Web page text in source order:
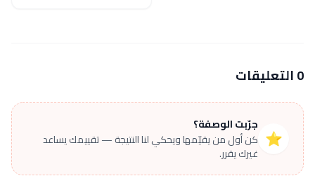
0 التعليقات
⭐
جرّبت الوصفة؟
كن أول من يقيّمها ويحكي لنا النتيجة — تقييمك يساعد
غيرك يقرر.